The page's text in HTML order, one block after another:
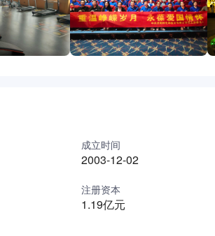
成立时间
2003-12-02
注册资本
1.19亿元